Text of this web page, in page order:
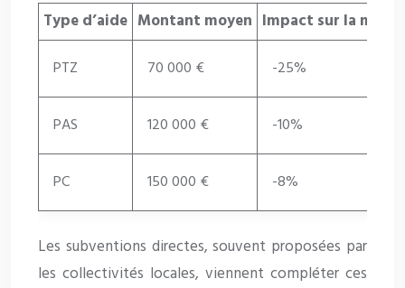
Type d’aide Montant moyen Impact sur la
PTZ 70 000 € -25%
PAS 120 000 € -10%
PC 150 000 € -8%
Les subventions directes, souvent proposées par
les collectivités locales, viennent compléter ces